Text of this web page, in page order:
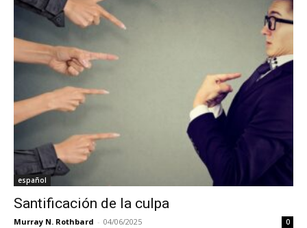
español
Santificación de la culpa
Murray N. Rothbard - 04/06/2025 0